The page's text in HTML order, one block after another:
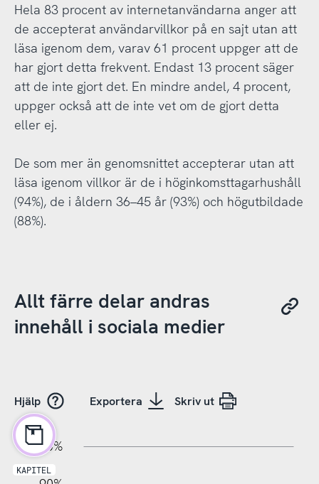
Hela 83 procent av internetanvändarna anger att
de accepterat användarvillkor på en sajt utan att
läsa igenom dem, varav 61 procent uppger att de
har gjort detta frekvent. Endast 13 procent säger
att de inte gjort det. En mindre andel, 4 procent,
uppger också att de inte vet om de gjort detta
eller ej.
De som mer än genomsnittet accepterar utan att
läsa igenom villkor är de i höginkomsttagarhushåll
(94%), de i åldern 36–45 år (93%) och högutbildade
(88%).
Allt färre delar andras
innehåll i sociala medier
Hjälp Exportera Skriv ut
100%
KAPITEL